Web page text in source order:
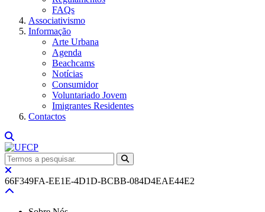
FAQs
Associativismo
Informação
Arte Urbana
Agenda
Beachcams
Notícias
Consumidor
Voluntariado Jovem
Imigrantes Residentes
Contactos
66F349FA-EE1E-4D1D-BCBB-084D4EAE44E2